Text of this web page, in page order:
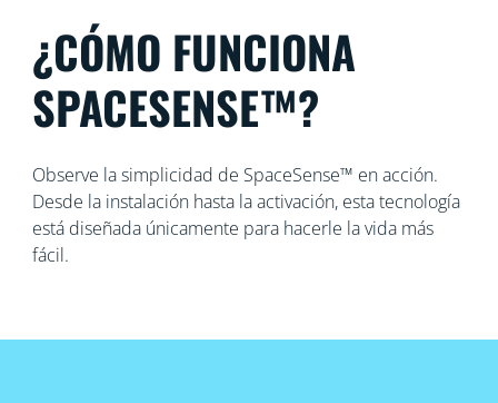
¿CÓMO FUNCIONA
SPACESENSE™?
Observe la simplicidad de SpaceSense™ en acción.
Desde la instalación hasta la activación, esta tecnología
está diseñada únicamente para hacerle la vida más
fácil.